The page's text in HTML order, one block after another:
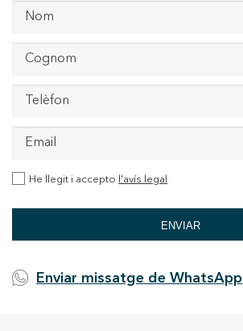
He llegit i accepto l'avís legal
ENVIAR
Enviar missatge de WhatsApp